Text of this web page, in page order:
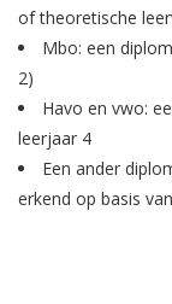
of theoretische
Mbo: een
2)
Havo en vwo:
leerjaar 4
Een ander
erkend op basis